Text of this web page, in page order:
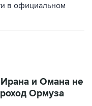
в официальном
Ирана и Омана не
Ормуза